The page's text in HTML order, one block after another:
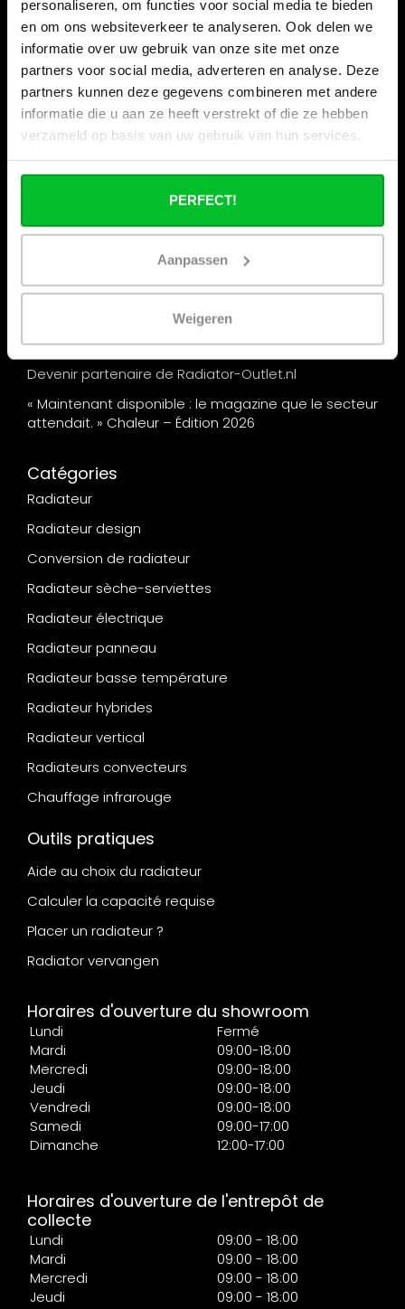
personaliseren, om functies voor social media te bieden
en om ons websiteverkeer te analyseren. Ook delen we
informatie over uw gebruik van onze site met onze
partners voor social media, adverteren en analyse. Deze
partners kunnen deze gegevens combineren met andere
informatie die u aan ze heeft verstrekt of die ze hebben
verzameld op basis van uw gebruik van hun services.
PERFECT!
Aanpassen
Weigeren
Informations
Vacances de la construction
Qui sommes nous ?
Nos magasins
Commande commerciale
Options de paiement
Questions fréquentes
Contact
Remise par quantité chez Radiator-Outlet.nl
Devenir partenaire de Radiator-Outlet.nl
« Maintenant disponible : le magazine que le secteur
attendait. » Chaleur – Édition 2026
Catégories
Radiateur
Radiateur design
Conversion de radiateur
Radiateur sèche-serviettes
Radiateur électrique
Radiateur panneau
Radiateur basse température
Radiateur hybrides
Radiateur vertical
Radiateurs convecteurs
Chauffage infrarouge
Outils pratiques
Aide au choix du radiateur
Calculer la capacité requise
Placer un radiateur ?
Radiator vervangen
Horaires d'ouverture du showroom
Lundi
Fermé
Mardi
09:00-18:00
Mercredi
09:00-18:00
Jeudi
09:00-18:00
Vendredi
09:00-18:00
Samedi
09:00-17:00
Dimanche
12:00-17:00
Horaires d'ouverture de l'entrepôt de
collecte
Lundi
09:00 - 18:00
Mardi
09:00 - 18:00
Mercredi
09:00 - 18:00
Jeudi
09:00 - 18:00